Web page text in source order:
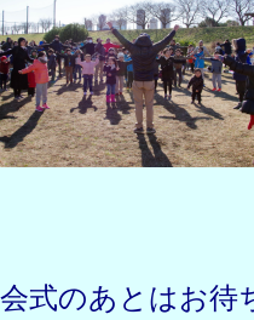
式のあとはお待